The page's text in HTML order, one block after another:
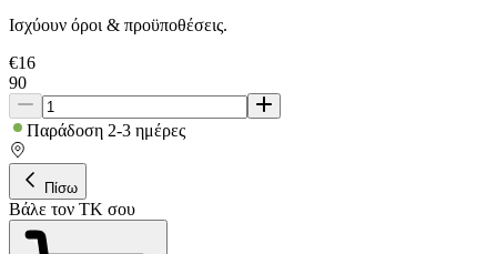
Ισχύουν όροι & προϋποθέσεις.
€16
90
Παράδοση 2-3 ημέρες
Πίσω
Βάλε τον ΤΚ σου